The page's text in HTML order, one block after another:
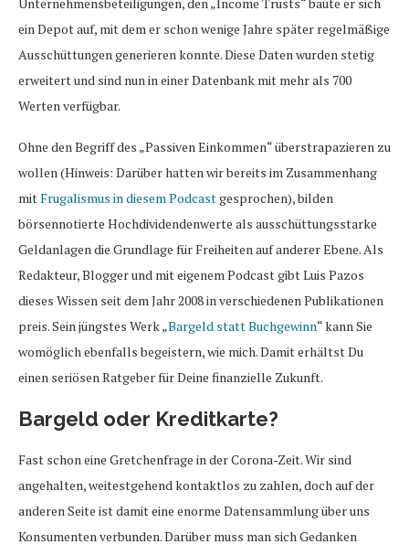
ein Depot auf, mit dem er schon wenige Jahre später regelmäßige
Ausschüttungen generieren konnte. Diese Daten wurden stetig
erweitert und sind nun in einer Datenbank mit mehr als 700
Werten verfügbar.
Ohne den Begriff des „Passiven Einkommen“ überstrapazieren zu
wollen (Hinweis: Darüber hatten wir bereits im Zusammenhang
mitFrugalismus in diesem Podcastgesprochen), bilden
börsennotierte Hochdividendenwerte als ausschüttungsstarke
Geldanlagen die Grundlage für Freiheiten auf anderer Ebene. Als
Redakteur, Blogger und mit eigenem Podcast gibt Luis Pazos
dieses Wissen seit dem Jahr 2008 in verschiedenen Publikationen
preis. Sein jüngstes Werk „Bargeld statt Buchgewinn“ kann Sie
womöglich ebenfalls begeistern, wie mich. Damit erhältst Du
einen seriösen Ratgeber für Deine finanzielle Zukunft.
Bargeld oder Kreditkarte?
Fast schon eine Gretchenfrage in der Corona-Zeit. Wir sind
angehalten, weitestgehend kontaktlos zu zahlen, doch auf der
anderen Seite ist damit eine enorme Datensammlung über uns
Konsumenten verbunden. Darüber muss man sich Gedanken